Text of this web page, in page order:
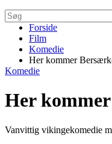
Forside
Film
Komedie
Her kommer
Komedie
Her
Vanvittig vikingekomedie